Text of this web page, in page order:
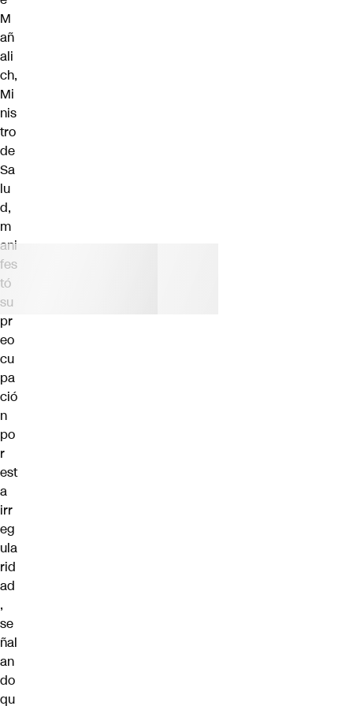
M
añ
ali
ch,
Mi
nis
tro
de
Sa
lu
d,
m
ani
fes
tó
su
pr
eo
cu
pa
ció
n
po
r
est
a
irr
eg
ula
rid
ad
,
se
ñal
an
do
qu